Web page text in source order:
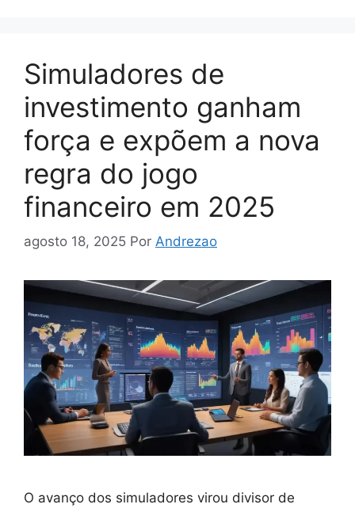
Simuladores de
investimento ganham
força e expõem a nova
regra do jogo
financeiro em 2025
agosto 18, 2025 Por Andrezao
O avanço dos simuladores virou divisor de